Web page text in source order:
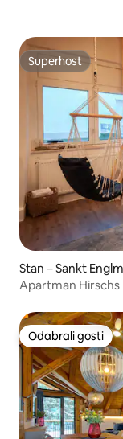
Superhost
Superhost
Stan – Sankt
Apartman Hirschs
Odabrali gosti
Odabrali gosti